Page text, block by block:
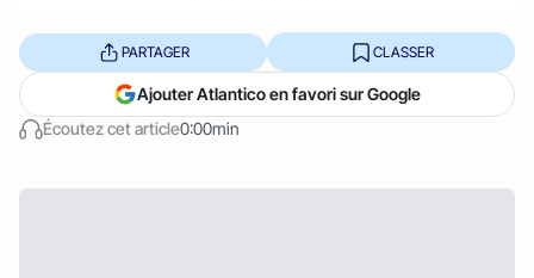
Écoutez cet article0:00min
PARTAGER CLASSER
Ajouter Atlantico en favori sur Google